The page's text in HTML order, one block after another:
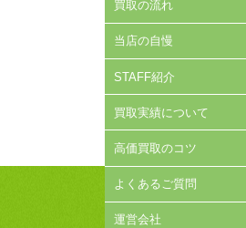
買取の流れ
当店の自慢
STAFF紹介
買取実績について
高価買取のコツ
よくあるご質問
運営会社